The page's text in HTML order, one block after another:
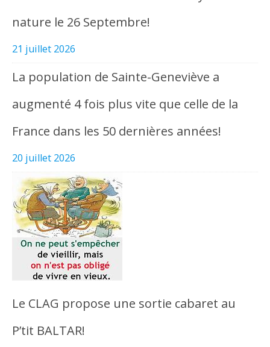
nature le 26 Septembre!
21 juillet 2026
La population de Sainte-Geneviève a
augmenté 4 fois plus vite que celle de la
France dans les 50 dernières années!
20 juillet 2026
Le CLAG propose une sortie cabaret au
P’tit BALTAR!